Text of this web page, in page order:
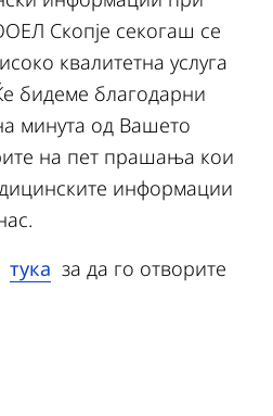
Скопје секогаш се
квалитетна услуга
бидеме благодарни
минута од Вашето
на пет прашања кои
информации
тука за да го отворите